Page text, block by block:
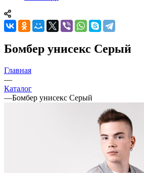
Бомбер унисекс Серый
Главная
—
Каталог
—Бомбер унисекс Серый